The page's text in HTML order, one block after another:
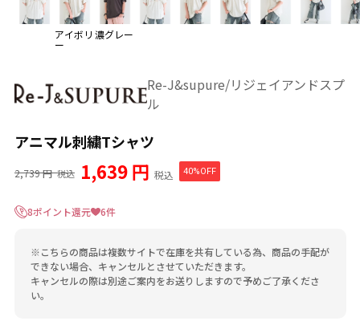
アイボリ
ー
濃グレー
Re-J&supure/リジェイアンドスプ
ル
アニマル刺繍Tシャツ
2,739 円 税込 1,639 円 税込 40%OFF
8ポイント還元 6件
※こちらの商品は複数サイトで在庫を共有している為、商品の手配が
できない場合、キャンセルとさせていただきます。
キャンセルの際は別途ご案内をお送りしますので予めご了承くださ
い。